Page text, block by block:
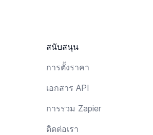
สนับสนุน
การตั้งราคา
เอกสาร API
การรวม Zapier
ติดต่อเรา